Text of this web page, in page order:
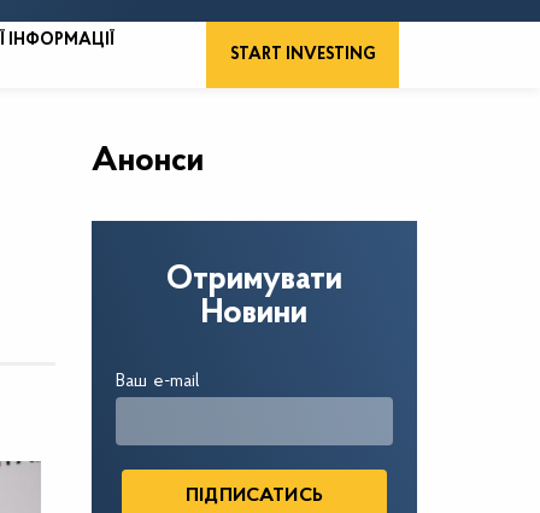
START INVESTING
Анонси
Отримувати
Новини
Ваш e-mail